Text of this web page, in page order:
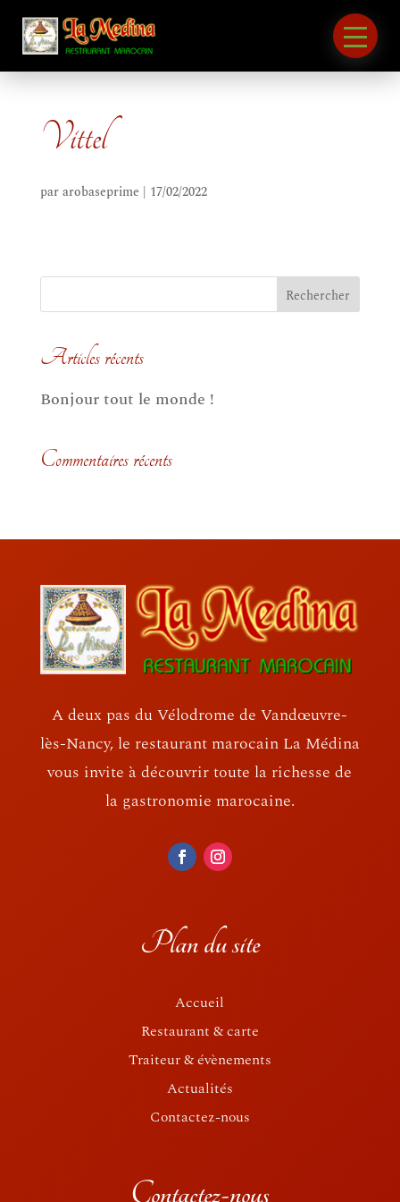
Vittel
pararobaseprime | 17/02/2022
Articles récents
Bonjour tout le monde !
Commentaires récents
A deux pas du Vélodrome de Vandœuvre-
lès-Nancy, le restaurant marocain La Médina
vous invite à découvrir toute la richesse de
la gastronomie marocaine.
Plan du site
Accueil
Restaurant & carte
Traiteur & évènements
Actualités
Contactez-nous
Contactez-nous